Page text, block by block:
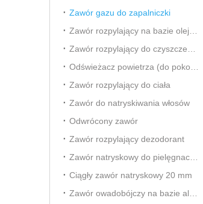
Zawór gazu do zapalniczki
Zawór rozpylający do ciała
Zawór do natryskiwania włosów
Odwrócony zawór
Zawór rozpylający dezodorant
Ciągły zawór natryskowy 20 mm